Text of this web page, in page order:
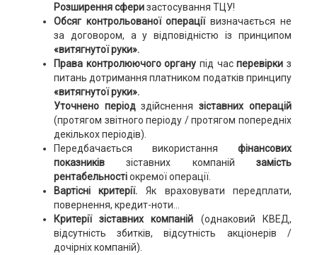
Розширення сферизастосування ТЦУ!
Обсяг контрольованої операціївизначається не
за договором, а у відповідністю із принципом
«витягнутої руки».
Права контролюючого органу під часперевірки з
питань дотримання платником податків принципу
«витягнутої руки».
Уточнено періодздійснення зіставних операцій
(протягом звітного періоду / протягом попередніх
декількох періодів).
Передбачається використанняфінансових
показниківзіставних компанійзамість
рентабельностіокремої операції.
Вартісні критерії. Як враховувати передплати,
повернення, кредит-ноти...
Критерії зіставних компаній (однаковий КВЕД,
відсутність збитків, відсутність акціонерів /
дочірніх компаній).